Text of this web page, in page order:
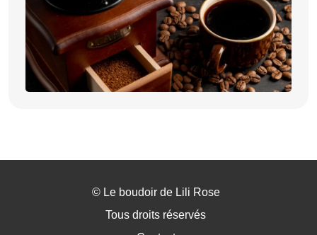
© Le boudoir de Lili Rose
Tous droits réservés